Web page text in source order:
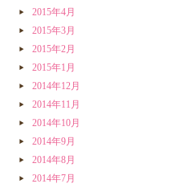
2015年4月
2015年3月
2015年2月
2015年1月
2014年12月
2014年11月
2014年10月
2014年9月
2014年8月
2014年7月